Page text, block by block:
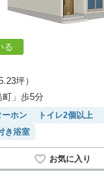
る
坪）
町」歩5分
ーホン トイレ2個以上
き浴室